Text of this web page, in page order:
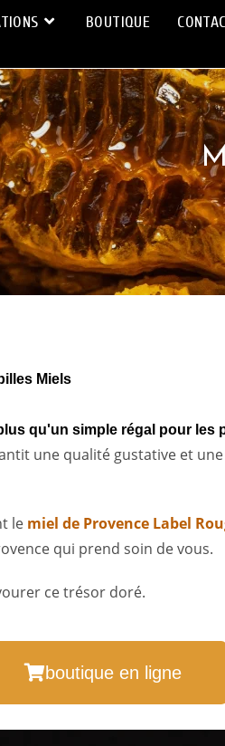
BOUTIQUE
Miels
qu'un simple régal pour
une qualité gustative et
le miel de Provence Label
qui prend soin de vous.
ce trésor doré.
boutique en ligne